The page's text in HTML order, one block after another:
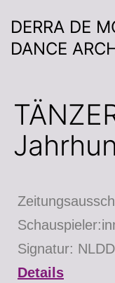
DERRA DE
DANCE
Signatur:
Details